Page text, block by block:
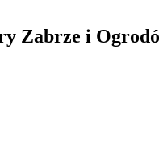
Zabrze i